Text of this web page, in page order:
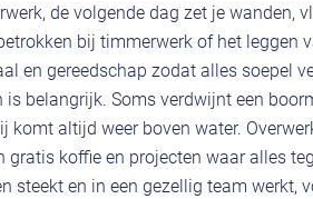
de volgende dag zet je wanden,
bij timmerwerk of het leggen
en gereedschap zodat alles soepel
is belangrijk. Soms verdwijnt een
komt altijd weer boven water.
gratis koffie en projecten waar alles
steekt en in een gezellig team werkt,